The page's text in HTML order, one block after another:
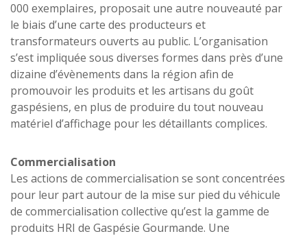
000 exemplaires, proposait une autre nouveauté par
le biais d’une carte des producteurs et
transformateurs ouverts au public. L’organisation
s’est impliquée sous diverses formes dans près d’une
dizaine d’évènements dans la région afin de
promouvoir les produits et les artisans du goût
gaspésiens, en plus de produire du tout nouveau
matériel d’affichage pour les détaillants complices.
Commercialisation
Les actions de commercialisation se sont concentrées
pour leur part autour de la mise sur pied du véhicule
de commercialisation collective qu’est la gamme de
produits HRI de Gaspésie Gourmande. Une